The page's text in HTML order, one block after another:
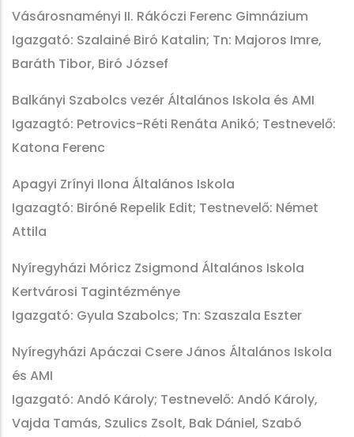
Vásárosnaményi II. Rákóczi Ferenc Gimnázium
Igazgató: Szalainé Biró Katalin; Tn: Majoros Imre,
Baráth Tibor, Biró József
Balkányi Szabolcs vezér Általános Iskola és AMI
Igazagtó: Petrovics-Réti Renáta Anikó; Testnevelő:
Katona Ferenc
Apagyi Zrínyi Ilona Általános Iskola
Igazagtó: Biróné Repelik Edit; Testnevelő: Német
Attila
Nyíregyházi Móricz Zsigmond Általános Iskola
Kertvárosi Tagintézménye
Igazgató: Gyula Szabolcs; Tn: Szaszala Eszter
Nyíregyházi Apáczai Csere János Általános Iskola
és AMI
Igazgató: Andó Károly; Testnevelő: Andó Károly,
Vajda Tamás, Szulics Zsolt, Bak Dániel, Szabó